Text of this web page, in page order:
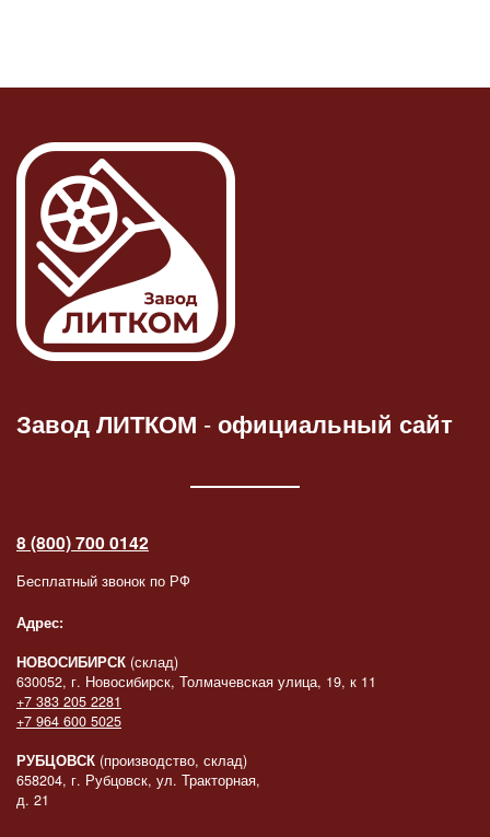
Завод ЛИТКОМ -официальный сайт
8 (800) 700 0142
Бесплатный звонок по РФ
Адрес:
НОВОСИБИРСК (склад)
630052, г. Новосибирск, Толмачевская улица, 19, к 11
+7 383 205 2281
+7 964 600 5025
РУБЦОВСК (производство, склад)
658204, г. Рубцовск, ул. Тракторная,
д. 21